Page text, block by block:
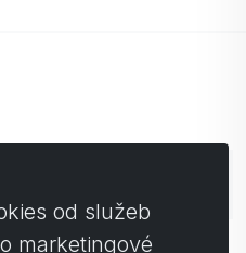
od služeb
marketingové